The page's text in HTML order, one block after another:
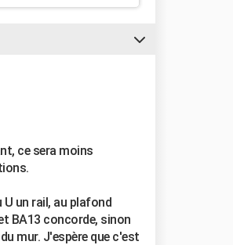
ce sera moins
un rail, au plafond
BA13 concorde, sinon
mur. J'espère que c'est